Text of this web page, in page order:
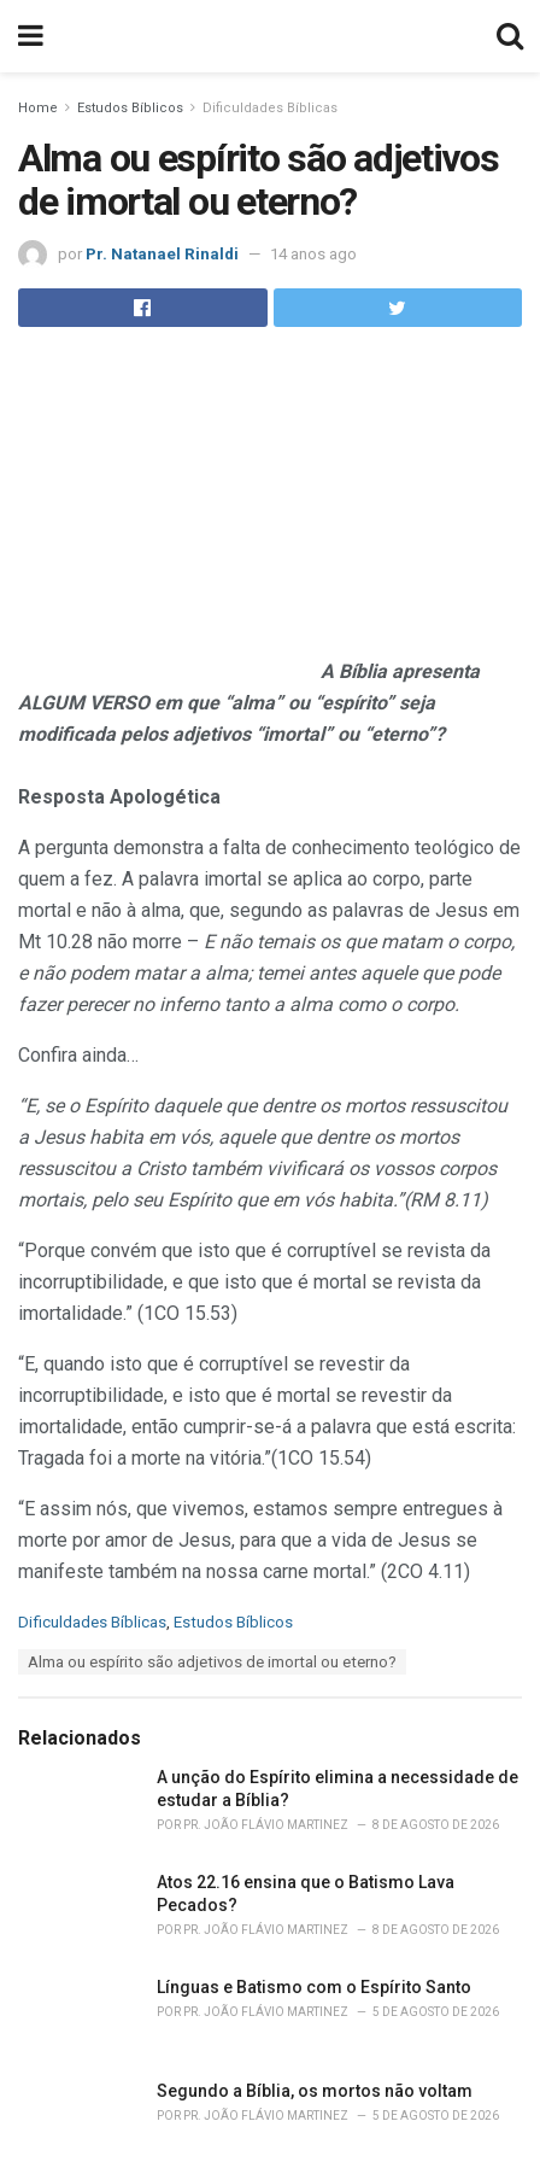
Home Estudos Bíblicos Dificuldades Bíblicas
Alma ou espírito são adjetivos
de imortal ou eterno?
por Pr. Natanael Rinaldi 14 anos ago
A Bíblia apresenta
ALGUM VERSO em que “alma” ou “espírito” seja
modificada pelos adjetivos “imortal” ou “eterno”?
Resposta Apologética
A pergunta demonstra a falta de conhecimento teológico de
quem a fez. A palavra imortal se aplica ao corpo, parte
mortal e não à alma, que, segundo as palavras de Jesus em
Mt 10.28 não morre – E não temais os que matam o corpo,
e não podem matar a alma; temei antes aquele que pode
fazer perecer no inferno tanto a alma como o corpo.
Confira ainda…
“E, se o Espírito daquele que dentre os mortos ressuscitou
a Jesus habita em vós, aquele que dentre os mortos
ressuscitou a Cristo também vivificará os vossos corpos
mortais, pelo seu Espírito que em vós habita.”(RM 8.11)
“Porque convém que isto que é corruptível se revista da
incorruptibilidade, e que isto que é mortal se revista da
imortalidade.” (1CO 15.53)
“E, quando isto que é corruptível se revestir da
incorruptibilidade, e isto que é mortal se revestir da
imortalidade, então cumprir-se-á a palavra que está escrita:
Tragada foi a morte na vitória.”(1CO 15.54)
“E assim nós, que vivemos, estamos sempre entregues à
morte por amor de Jesus, para que a vida de Jesus se
manifeste também na nossa carne mortal.” (2CO 4.11)
C
o
r
Dificuldades Bíblicas Estudos Bíblicos
:
Alma ou espírito são adjetivos de imortal ou eterno?
Relacionados
A unção do Espírito elimina a necessidade de
estudar a Bíblia?
POR PR. JOÃO FLÁVIO MARTINEZ 8 DE AGOSTO DE 2026
Atos 22.16 ensina que o Batismo Lava
Pecados?
POR PR. JOÃO FLÁVIO MARTINEZ 8 DE AGOSTO DE 2026
Línguas e Batismo com o Espírito Santo
POR PR. JOÃO FLÁVIO MARTINEZ 5 DE AGOSTO DE 2026
Segundo a Bíblia, os mortos não voltam
POR PR. JOÃO FLÁVIO MARTINEZ 5 DE AGOSTO DE 2026